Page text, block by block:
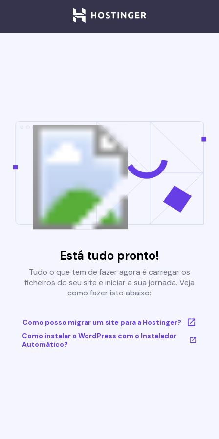
Está tudo pronto!
Tudo o que tem de fazer agora é carregar os
ficheiros do seu site e iniciar a sua jornada. Veja
como fazer isto abaixo:
Como posso migrar um site para a Hostinger?
Como instalar o WordPress com o Instalador
Automático?